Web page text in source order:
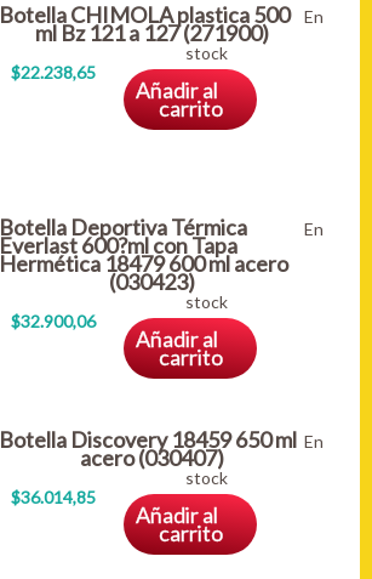
Botella CHIMOLA plastica 500
ml Bz 121 a 127 (271900)
$22.238,65
En
stock
Añadir al
carrito
Botella Deportiva Térmica
Everlast 600?ml con Tapa
Hermética 18479 600 ml acero
(030423)
$32.900,06
En
stock
Añadir al
carrito
Botella Discovery 18459 650 ml
acero (030407)
$36.014,85
En
stock
Añadir al
carrito